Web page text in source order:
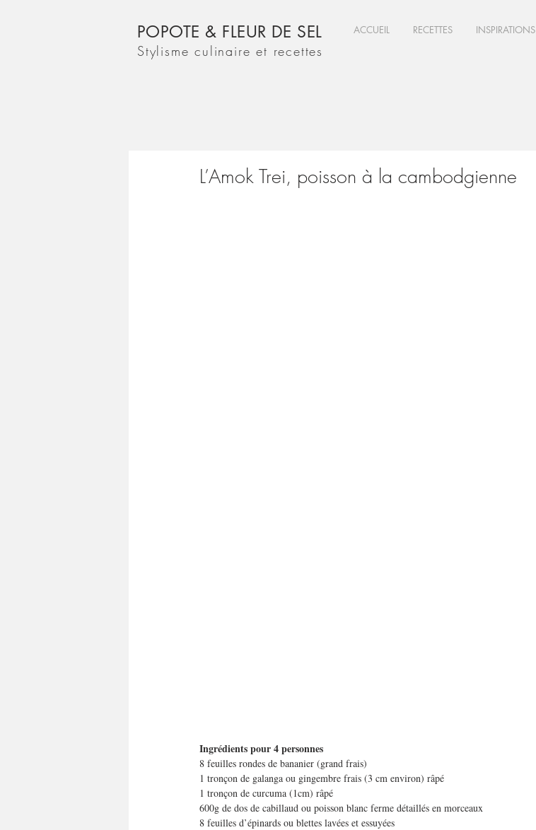
POPOTE & FLEUR DE SEL
Stylisme culinaire et recettes
ACCUEIL RECETTES INSPIRATIONS
L’Amok Trei, poisson à la cambodgienne
Ingrédients pour 4 personnes
8 feuilles rondes de bananier (grand frais)
1 tronçon de galanga ou gingembre frais (3 cm environ) râpé
1 tronçon de curcuma (1cm) râpé
600g de dos de cabillaud ou poisson blanc ferme détaillés en morceaux
8 feuilles d’épinards ou blettes lavées et essuyées